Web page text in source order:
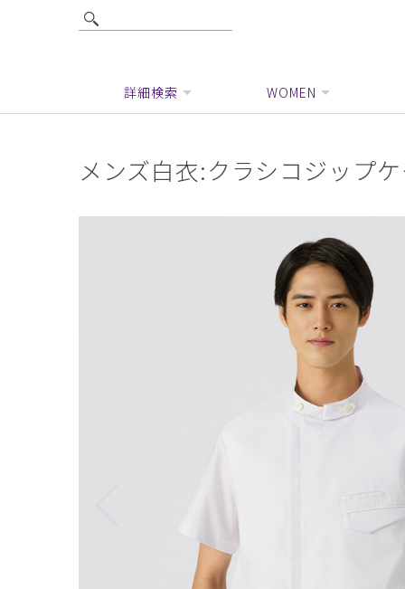
詳細検索 WOMEN
メンズ白衣:クラシコジップ